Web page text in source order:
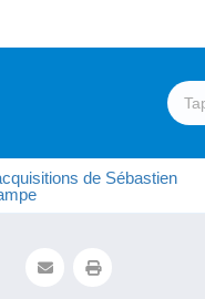
de Sébastien